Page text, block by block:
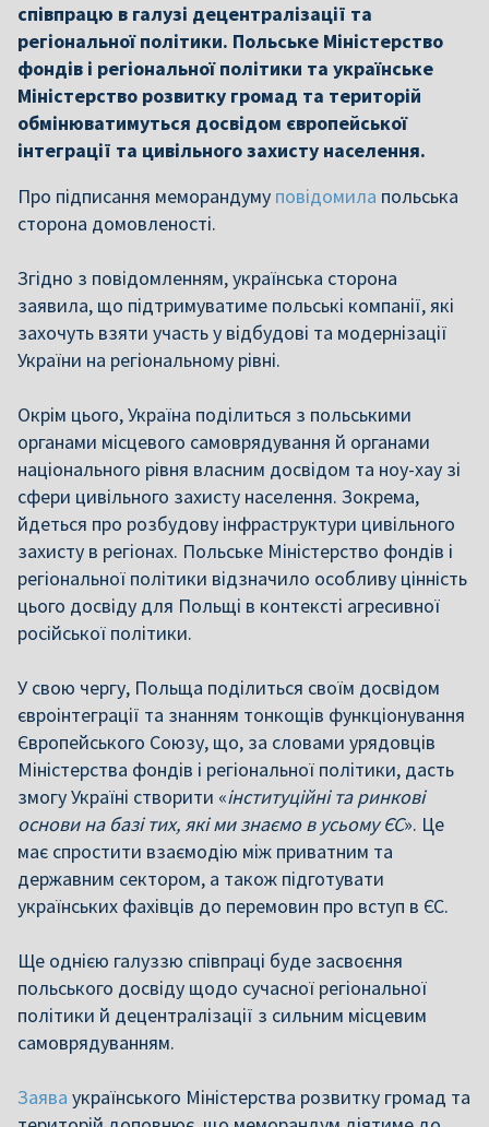
співпрацю в галузі децентралізації та
регіональної політики. Польське Міністерство
фондів і регіональної політики та українське
Міністерство розвитку громад та територій
обмінюватимуться досвідом європейської
інтеграції та цивільного захисту населення.
Про підписання меморандуму повідомила польська
сторона домовленості.
Згідно з повідомленням, українська сторона
заявила, що підтримуватиме польські компанії, які
захочуть взяти участь у відбудові та модернізації
України на регіональному рівні.
Окрім цього, Україна поділиться з польськими
органами місцевого самоврядування й органами
національного рівня власним досвідом та ноу-хау зі
сфери цивільного захисту населення. Зокрема,
йдеться про розбудову інфраструктури цивільного
захисту в регіонах. Польське Міністерство фондів і
регіональної політики відзначило особливу цінність
цього досвіду для Польщі в контексті агресивної
російської політики.
У свою чергу, Польща поділиться своїм досвідом
євроінтеграції та знанням тонкощів функціонування
Європейського Союзу, що, за словами урядовців
Міністерства фондів і регіональної політики, дасть
змогу Україні створити «інституційні та ринкові
основи на базі тих, які ми знаємо в усьому ЄС». Це
має спростити взаємодію між приватним та
державним сектором, а також підготувати
українських фахівців до перемовин про вступ в ЄС.
Ще однією галуззю співпраці буде засвоєння
польського досвіду щодо сучасної регіональної
політики й децентралізації з сильним місцевим
самоврядуванням.
Заява українського Міністерства розвитку громад та